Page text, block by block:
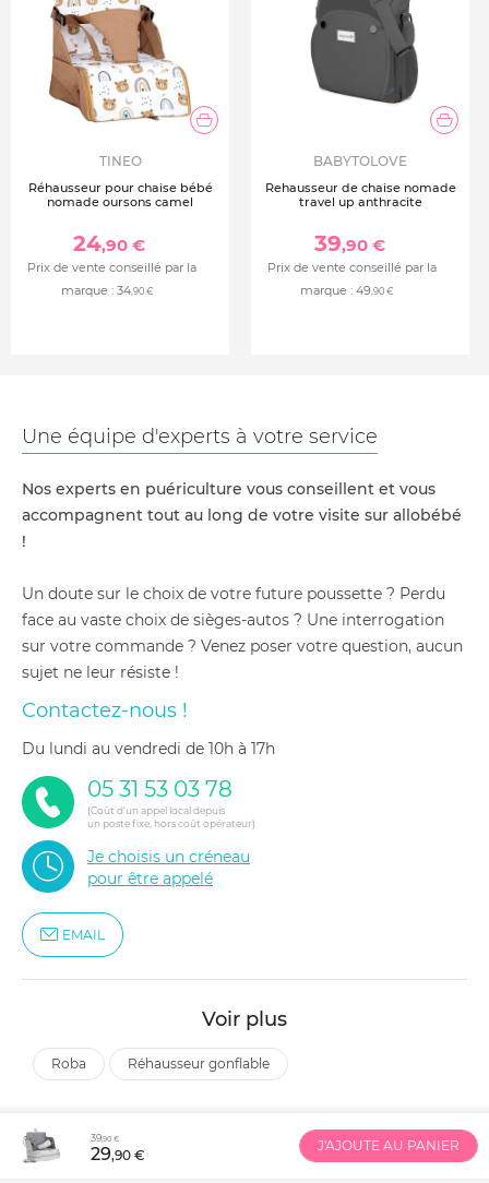
TINEO
Réhausseur pour chaise bébé
nomade oursons camel
24,90 €
Prix de vente conseillé par la
marque : 34,90 €
BABYTOLOVE
Rehausseur de chaise nomade
travel up anthracite
39,90 €
Prix de vente conseillé par la
marque : 49 ,90 €
Une équipe d'experts à votre service
Nos experts en puériculture vous conseillent et vous
accompagnent tout au long de votre visite sur allobébé
!
Un doute sur le choix de votre future poussette ? Perdu
face au vaste choix de sièges-autos ? Une interrogation
sur votre commande ? Venez poser votre question, aucun
sujet ne leur résiste !
Contactez-nous !
du lundi au vendredi de 10h à 17h
05 31 53 03 78
(Coût d'un appel local depuis
un poste fixe, hors coût opérateur)
Je choisis un créneau
pour être appelé
EMAIL
Voir plus
roba réhausseur gonflable
39,90 €
29,90 €
J'AJOUTE AU PANIER